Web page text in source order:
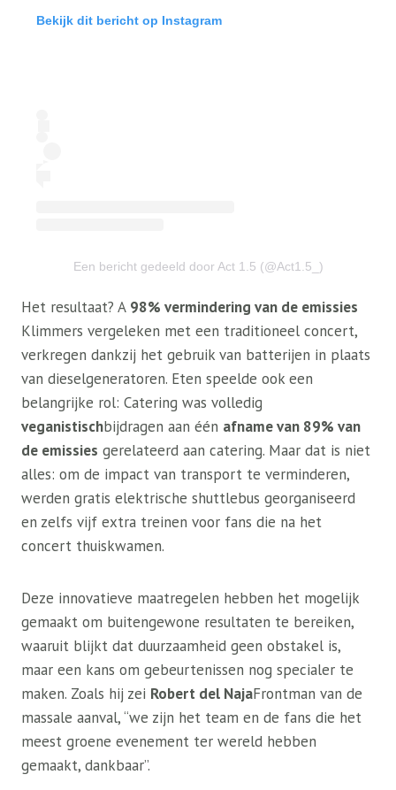
Bekijk dit bericht op Instagram
Een bericht gedeeld door Act 1.5 (@Act1.5_)
Het resultaat? A 98% vermindering van de emissies
Klimmers vergeleken met een traditioneel concert,
verkregen dankzij het gebruik van batterijen in plaats
van dieselgeneratoren. Eten speelde ook een
belangrijke rol: Catering was volledig
veganistischbijdragen aan één afname van 89% van
de emissies gerelateerd aan catering. Maar dat is niet
alles: om de impact van transport te verminderen,
werden gratis elektrische shuttlebus georganiseerd
en zelfs vijf extra treinen voor fans die na het
concert thuiskwamen.
Deze innovatieve maatregelen hebben het mogelijk
gemaakt om buitengewone resultaten te bereiken,
waaruit blijkt dat duurzaamheid geen obstakel is,
maar een kans om gebeurtenissen nog specialer te
maken. Zoals hij zei Robert del NajaFrontman van de
massale aanval, “we zijn het team en de fans die het
meest groene evenement ter wereld hebben
gemaakt, dankbaar”.